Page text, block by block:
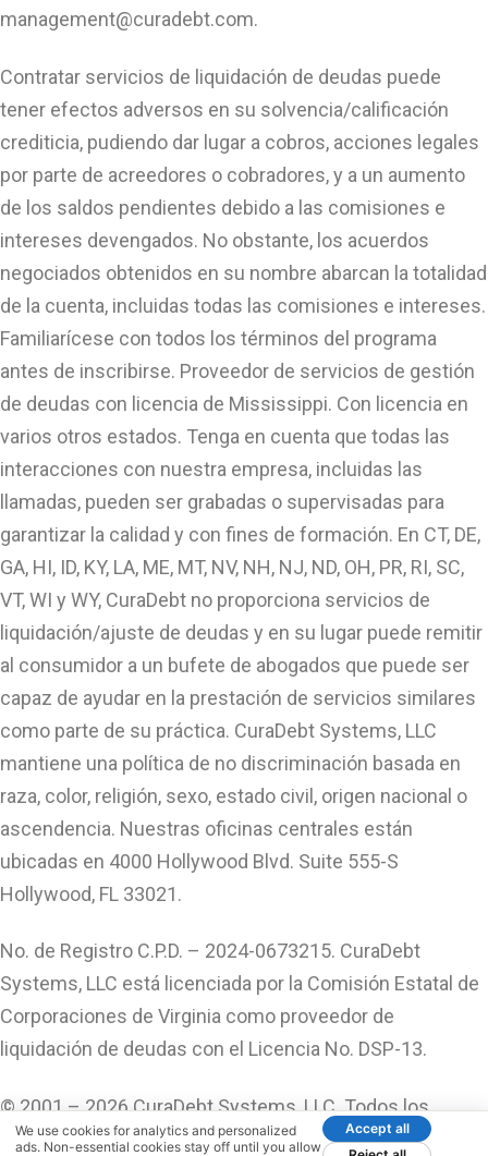
management@curadebt.com.
Contratar servicios de liquidación de deudas puede
tener efectos adversos en su solvencia/calificación
crediticia, pudiendo dar lugar a cobros, acciones legales
por parte de acreedores o cobradores, y a un aumento
de los saldos pendientes debido a las comisiones e
intereses devengados. No obstante, los acuerdos
negociados obtenidos en su nombre abarcan la totalidad
de la cuenta, incluidas todas las comisiones e intereses.
Familiarícese con todos los términos del programa
antes de inscribirse. Proveedor de servicios de gestión
de deudas con licencia de Mississippi. Con licencia en
varios otros estados. Tenga en cuenta que todas las
interacciones con nuestra empresa, incluidas las
llamadas, pueden ser grabadas o supervisadas para
garantizar la calidad y con fines de formación. En CT, DE,
GA, HI, ID, KY, LA, ME, MT, NV, NH, NJ, ND, OH, PR, RI, SC,
VT, WI y WY, CuraDebt no proporciona servicios de
liquidación/ajuste de deudas y en su lugar puede remitir
al consumidor a un bufete de abogados que puede ser
capaz de ayudar en la prestación de servicios similares
como parte de su práctica. CuraDebt Systems, LLC
mantiene una política de no discriminación basada en
raza, color, religión, sexo, estado civil, origen nacional o
ascendencia. Nuestras oficinas centrales están
ubicadas en 4000 Hollywood Blvd. Suite 555-S
Hollywood, FL 33021.
No. de Registro C.P.D. – 2024-0673215. CuraDebt
Systems, LLC está licenciada por la Comisión Estatal de
Corporaciones de Virginia como proveedor de
liquidación de deudas con el Licencia No. DSP-13.
© 2001 – 2026 CuraDebt Systems, LLC. Todos los
Derechos Reservados.
We use cookies for analytics and personalized
ads. Non-essential cookies stay off until you allow
Accept all